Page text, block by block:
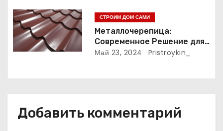
с
я
СТРОИМ ДОМ САМИ
Металлочерепица:
Современное Решение для
Крыши
Май 23, 2024 Pristroykin_
Добавить комментарий